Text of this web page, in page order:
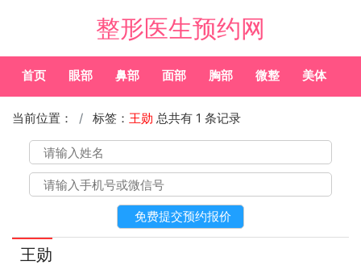
整形医生预约网
首页 眼部 鼻部 面部 胸部 微整 美体
当前位置： 标签： 王勋 总共有 1 条记录
王勋